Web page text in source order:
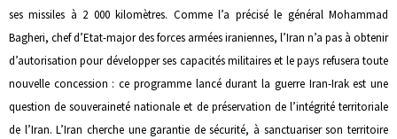
ses missiles à 2 000 kilomètres. Comme l’a précisé le général Mohammad
Bagheri, chef d’Etat-major des forces armées iraniennes, l’Iran n’a pas à obtenir
d’autorisation pour développer ses capacités militaires et le pays refusera toute
nouvelle concession : ce programme lancé durant la guerre Iran-Irak est une
question de souveraineté nationale et de préservation de l’intégrité territoriale
de l’Iran. L’Iran cherche une garantie de sécurité, à sanctuariser son territoire